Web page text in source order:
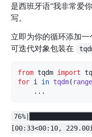
是西班牙语“我非常爱
写。
立即为你的循环添加
可迭代对象包装在
from tqdm import
for i in tqdm( range
    ...
[00:33<00:10,